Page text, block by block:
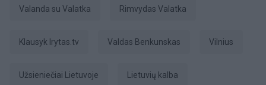
Valanda su Valatka Rimvydas Valatka
Klausyk lrytas.tv Valdas Benkunskas Vilnius
užsieniečiai Lietuvoje lietuvių kalba